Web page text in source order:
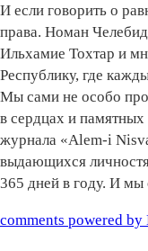
И если говорить о
права. Номан
Ильхамие Тохтар и
Республику, где
Мы сами не особо
в сердцах и
журнала «Alem-i
выдающихся
365 дней в году. И мы
comments powered by